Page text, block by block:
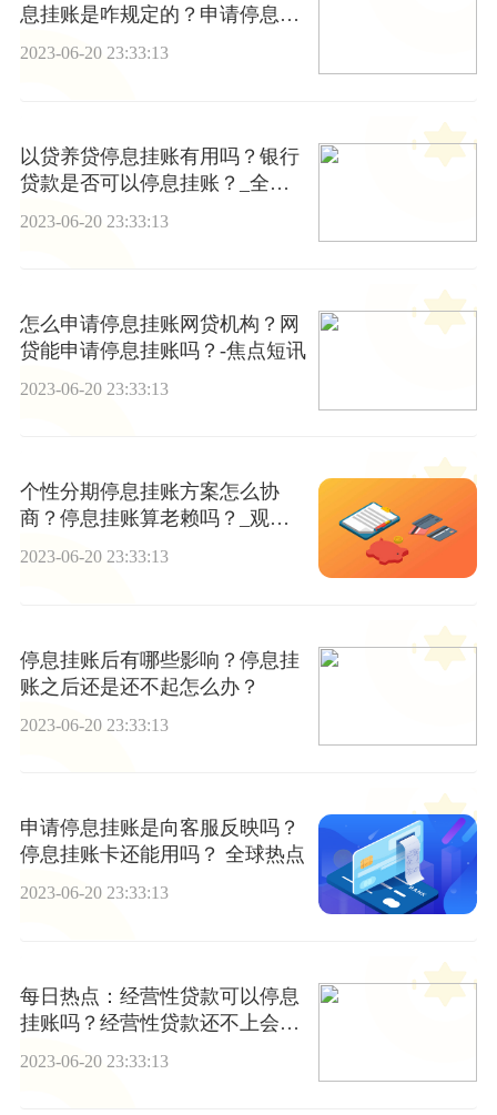
息挂账是咋规定的？申请停息挂
账条件是什么？
2023-06-20 23:33:13
以贷养贷停息挂账有用吗？银行
贷款是否可以停息挂账？_全球
2023-06-20 23:33:13
怎么申请停息挂账网贷机构？网
贷能申请停息挂账吗？-焦点短讯
2023-06-20 23:33:13
个性分期停息挂账方案怎么协
商？停息挂账算老赖吗？_观热
点
2023-06-20 23:33:13
停息挂账后有哪些影响？停息挂
账之后还是还不起怎么办？
2023-06-20 23:33:13
申请停息挂账是向客服反映吗？
停息挂账卡还能用吗？ 全球热点
2023-06-20 23:33:13
每日热点：经营性贷款可以停息
挂账吗？经营性贷款还不上会怎
2023-06-20 23:33:13